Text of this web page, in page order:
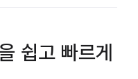
쉽고 빠르게